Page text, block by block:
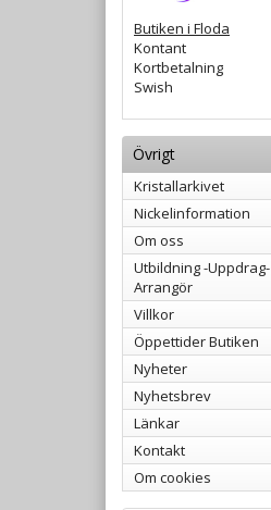
Butiken i Floda
Kontant
Kortbetalning
Swish
Övrigt
Kristallarkivet
Nickelinformation
Om oss
Utbildning -Uppdrag-
Arrangör
Villkor
Öppettider Butiken
Nyheter
Nyhetsbrev
Länkar
Kontakt
Om cookies